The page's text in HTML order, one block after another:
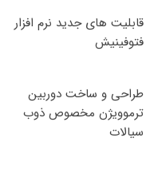
قابلیت های جدید نرم افزار
فتوفینیش
طراحی و ساخت دوربین
ترموویژن مخصوص ذوب
سیالات